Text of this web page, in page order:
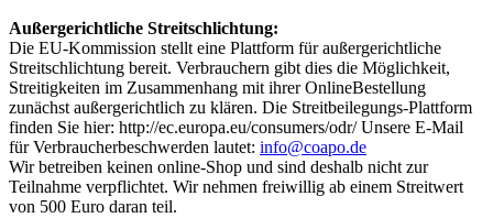
Außergerichtliche Streitschlichtung:
Die EU-Kommission stellt eine Plattform für außergerichtliche
Streitschlichtung bereit. Verbrauchern gibt dies die Möglichkeit,
Streitigkeiten im Zusammenhang mit ihrer OnlineBestellung
zunächst außergerichtlich zu klären. Die Streitbeilegungs-Plattform
finden Sie hier: http://ec.europa.eu/consumers/odr/ Unsere E-Mail
für Verbraucherbeschwerden lautet: info@coapo.de
Wir betreiben keinen online-Shop und sind deshalb nicht zur
Teilnahme verpflichtet. Wir nehmen freiwillig ab einem Streitwert
von 500 Euro daran teil.